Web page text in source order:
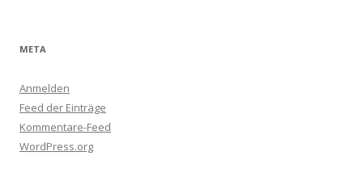
META
Anmelden
Feed der Einträge
Kommentare-Feed
WordPress.org